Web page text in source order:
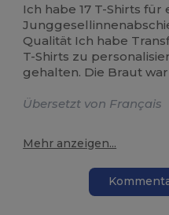
Ich habe 17 T-Shirts für
Qualität Ich habe
T-Shirts zu
gehalten. Die Braut
Übersetzt von Français
Mehr anzeigen...